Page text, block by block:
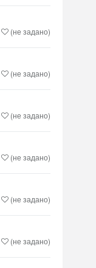
(не задано)
(не задано)
(не задано)
(не задано)
(не задано)
(не задано)